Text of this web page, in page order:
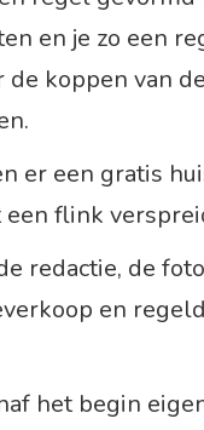
en je zo een
koppen van
er een gratis
een flink
redactie, de
en
het begin